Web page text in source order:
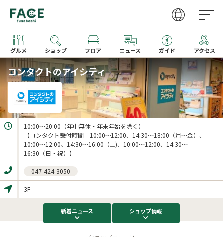
グルメ ショップ フロア ニュース ガイド アクセス
営業時間
アクセス
ファッション・雑貨
レストラン
カフェ・フーズ
サービス
家電
文化ホール
ビューティー・クリニック
グルメガイドTOP
レストラン一覧
カフェ一覧
季節のメニュー
キッズメニュー一覧
取り扱いショップ一覧
新着ギフト
コンタクトのアイシティ
10:00～20:00（年中無休・年末年始を除く）
【コンタクト受付時間　10:00～12:00、14:30～18:00（月～金）、
10:00～12:00、14:30～16:00（土)、10:00～12:00、14:30～
16:30（日・祝）】
047-424-3050
3F
新着ニュース ショップ情報